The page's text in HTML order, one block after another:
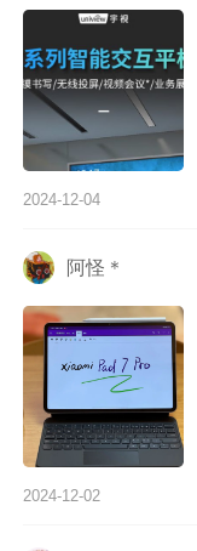
2024-12-04
阿怪＊
2024-12-02